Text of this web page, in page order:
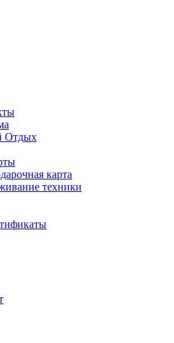
Отдых
карта
техники